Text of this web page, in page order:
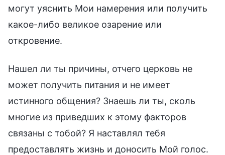
могут уяснить Мои намерения или получить
какое-либо великое озарение или
откровение.
Нашел ли ты причины, отчего церковь не
может получить питания и не имеет
истинного общения? Знаешь ли ты, сколь
многие из приведших к этому факторов
связаны с тобой? Я наставлял тебя
предоставлять жизнь и доносить Мой голос.